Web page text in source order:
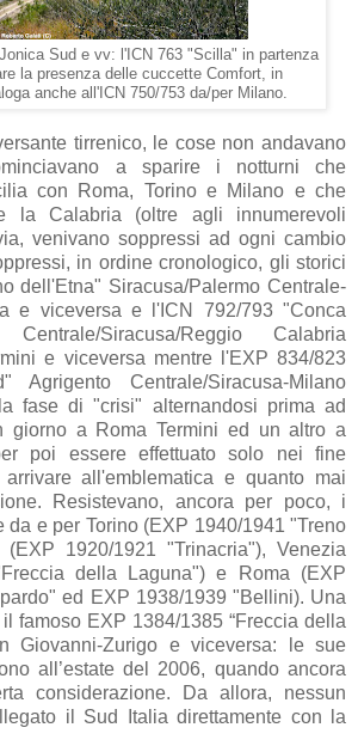
Sud e vv: l'ICN 763 "Scilla" in partenza
la presenza delle cuccette Comfort, in
anche all'ICN 750/753 da/per Milano.
tirrenico, le cose non andavano
a sparire i notturni che
con Roma, Torino e Milano e che
la Calabria (oltre agli innumerevoli
venivano soppressi ad ogni cambio
in ordine cronologico, gli storici
dell'Etna" Siracusa/Palermo Centrale-
e viceversa e l'ICN 792/793 "Conca
Siracusa/Reggio Calabria
e viceversa mentre l'EXP 834/823
Centrale/Siracusa-Milano
fase di "crisi" alternandosi prima ad
giorno a Roma Termini ed un altro a
poi essere effettuato solo nei fine
all'emblematica e quanto mai
Resistevano, ancora per poco, i
da e per Torino (EXP 1940/1941 "Treno
1920/1921 "Trinacria"), Venezia
della Laguna") e Roma (EXP
ed EXP 1938/1939 "Bellini). Una
famoso EXP 1384/1385 “Freccia della
Giovanni-Zurigo e viceversa: le sue
all’estate del 2006, quando ancora
considerazione. Da allora, nessun
il Sud Italia direttamente con la